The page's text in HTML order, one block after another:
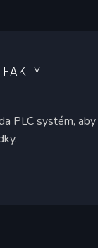
PLC systém,